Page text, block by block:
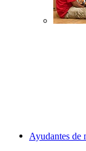
Ayudantes de